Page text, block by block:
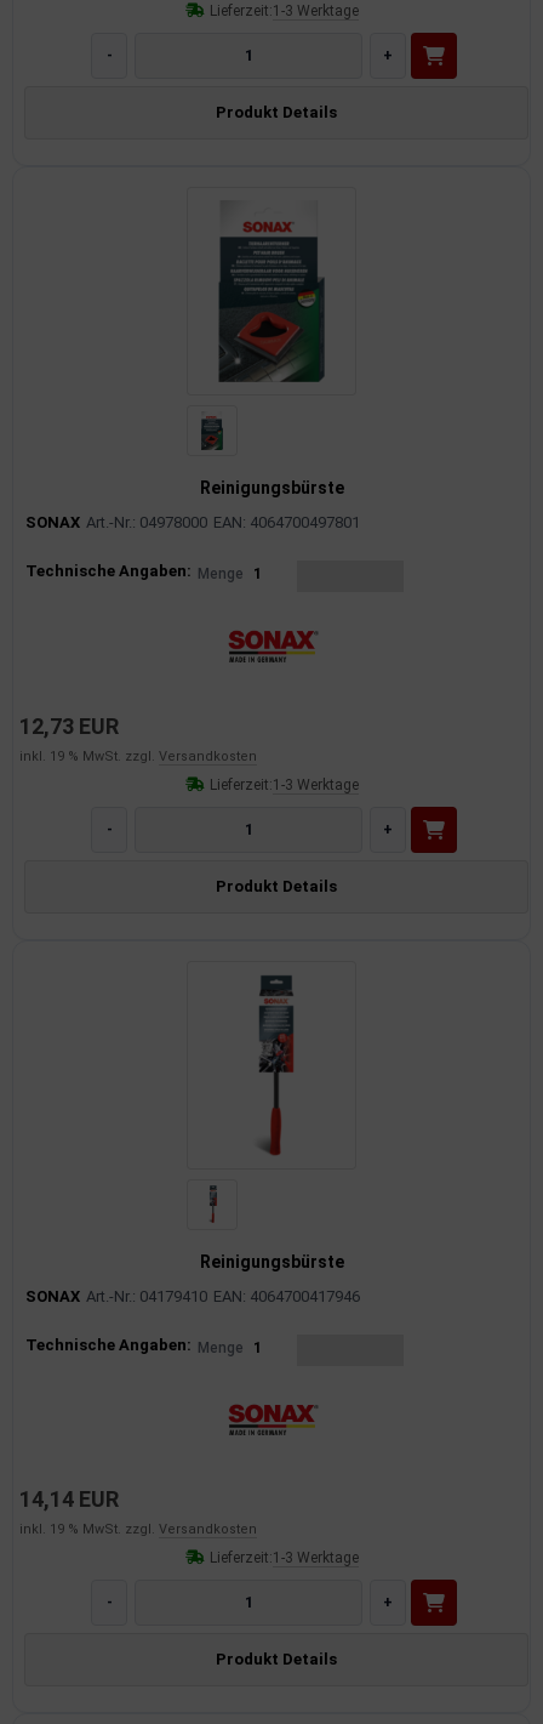
Lieferzeit:1-3 Werktage
- +
Produkt Details
Reinigungsbürste
SONAX Art.-Nr.: 04978000 EAN: 4064700497801
Produktinformationen
Technische Angaben: Menge 1
12,73 EUR
inkl. 19 % MwSt. zzgl. Versandkosten
Lieferzeit:1-3 Werktage
- +
Produkt Details
Reinigungsbürste
SONAX Art.-Nr.: 04179410 EAN: 4064700417946
Produktinformationen
Technische Angaben: Menge 1
14,14 EUR
inkl. 19 % MwSt. zzgl. Versandkosten
Lieferzeit:1-3 Werktage
- +
Produkt Details